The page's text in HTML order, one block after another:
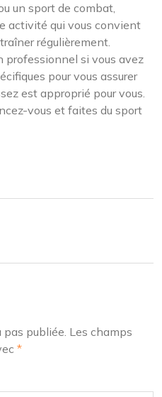
un sport de combat,
activité qui vous convient
régulièrement.
professionnel si vous avez
pour vous assurer
est approprié pour vous.
vous et faites du sport
pas publiée. Les champs
*